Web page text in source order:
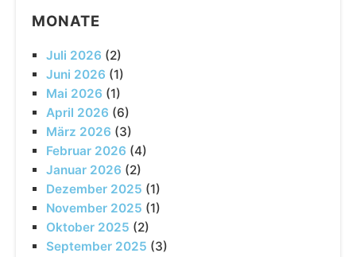
MONATE
Juli 2026 (2)
Juni 2026 (1)
Mai 2026 (1)
April 2026 (6)
März 2026 (3)
Februar 2026 (4)
Januar 2026 (2)
Dezember 2025 (1)
November 2025 (1)
Oktober 2025 (2)
September 2025 (3)